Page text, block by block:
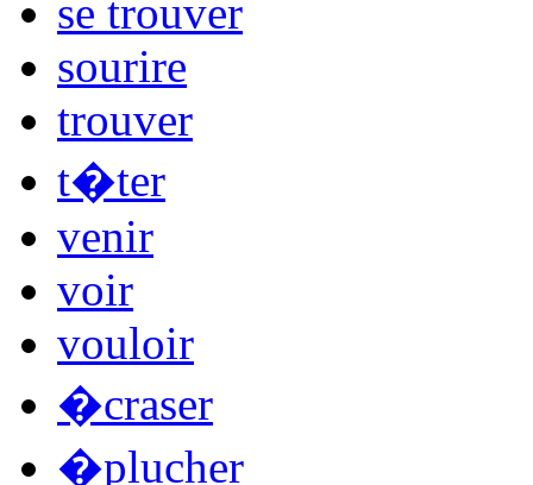
se trouver
sourire
trouver
t�ter
venir
voir
vouloir
�craser
�plucher